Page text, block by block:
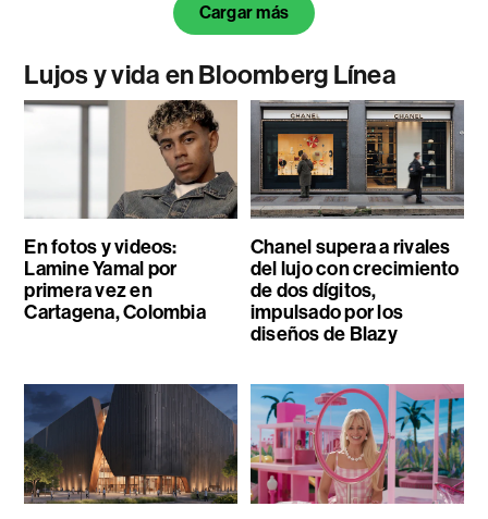
Cargar más
Lujos y vida en Bloomberg Línea
En fotos y videos:
Lamine Yamal por
primera vez en
Cartagena, Colombia
Chanel supera a rivales
del lujo con crecimiento
de dos dígitos,
impulsado por los
diseños de Blazy